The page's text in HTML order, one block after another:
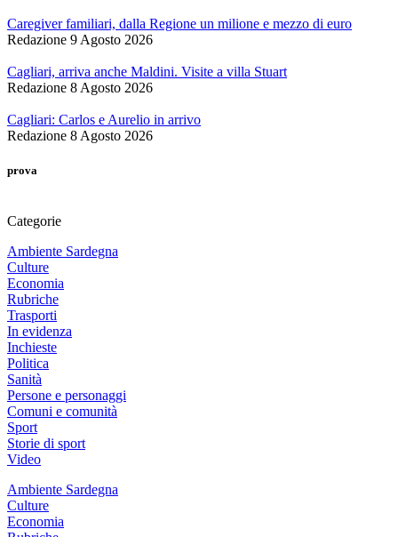
Caregiver familiari, dalla Regione un milione e mezzo di euro
Redazione 9 Agosto 2026
Cagliari, arriva anche Maldini. Visite a villa Stuart
Redazione 8 Agosto 2026
Cagliari: Carlos e Aurelio in arrivo
Redazione 8 Agosto 2026
prova
Categorie
Ambiente Sardegna
Culture
Economia
Rubriche
Trasporti
In evidenza
Inchieste
Politica
Sanità
Persone e personaggi
Comuni e comunità
Sport
Storie di sport
Video
Ambiente Sardegna
Culture
Economia